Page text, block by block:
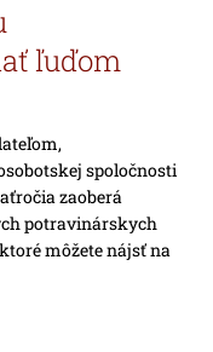
ľuďom
spoločnosti
zaoberá
potravinárskych
môžete nájsť na